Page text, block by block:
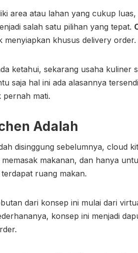
area atau lahan yang cukup
salah satu pilihan yang tepat.
menyiapkan khusus delivery order.
ketahui, sekarang usaha kuliner
saja hal ini ada alasannya
pernah mati.
Adalah
disinggung sebelumnya, cloud
makanan, dan hanya
ruang makan.
dari konsep ini mulai dari
konsep ini menjadi